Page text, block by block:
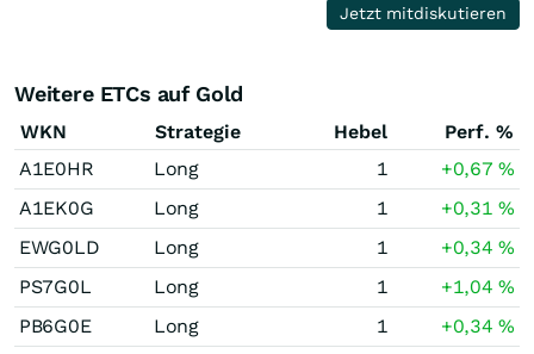
Jetzt mitdiskutieren
Weitere ETCs auf Gold
WKN Strategie Hebel
Perf. %
A1E0HR
Long 1 +0,67%
A1EK0G
Long 1 +0,31%
EWG0LD
Long 1 +0,34%
PS7G0L
Long 1 +1,04%
PB6G0E
Long 1 +0,34%